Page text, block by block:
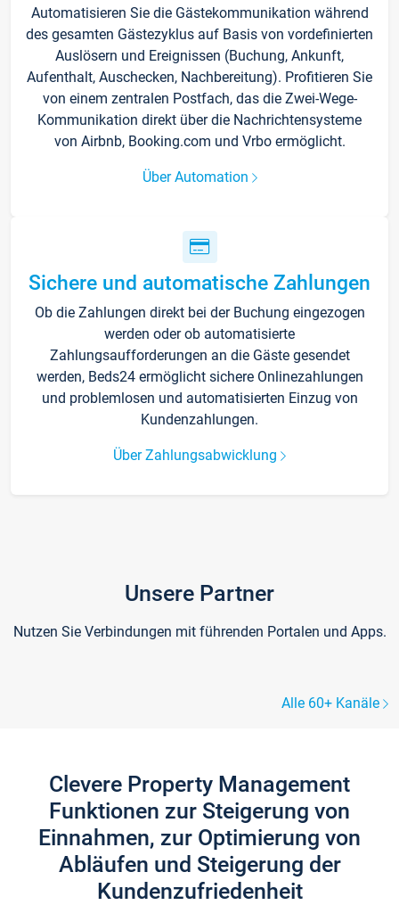
Automatisieren Sie die Gästekommunikation während
des gesamten Gästezyklus auf Basis von vordefinierten
Auslösern und Ereignissen (Buchung, Ankunft,
Aufenthalt, Auschecken, Nachbereitung). Profitieren Sie
von einem zentralen Postfach, das die Zwei-Wege-
Kommunikation direkt über die Nachrichtensysteme
von Airbnb, Booking.com und Vrbo ermöglicht.
Über Automation
Sichere und automatische Zahlungen
Ob die Zahlungen direkt bei der Buchung eingezogen
werden oder ob automatisierte
Zahlungsaufforderungen an die Gäste gesendet
werden, Beds24 ermöglicht sichere Onlinezahlungen
und problemlosen und automatisierten Einzug von
Kundenzahlungen.
Über Zahlungsabwicklung
Unsere Partner
Nutzen Sie Verbindungen mit führenden Portalen und Apps.
Alle 60+ Kanäle
Clevere Property Management
Funktionen zur Steigerung von
Einnahmen, zur Optimierung von
Abläufen und Steigerung der
Kundenzufriedenheit